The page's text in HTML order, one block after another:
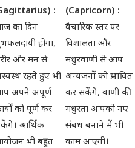
:
का दिन
होगा,
और मन से
रहते हुए भी
अपने अपूर्ण
को पूर्ण कर
आर्थिक
भी बहुत
(Capricorn) :
वैचारिक स्तर पर
विशालता और
मधुरवाणी से आप
अन्यजनों को प्रभावित
कर सकेंगे, वाणी की
मधुरता आपको नए
संबंध बनाने में भी
काम आएगी।